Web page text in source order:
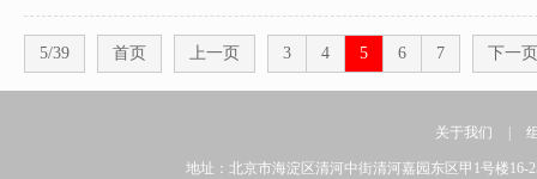
5/39 首页 上一页 3 4 5 6 7 下一页
关于我们
地址：北京市海淀区清河中街清河嘉园东区甲1号楼16-